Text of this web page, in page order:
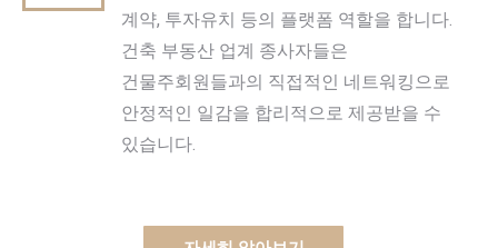
계약, 투자유치 등의 플랫폼 역할을 합니다.
건축 부동산 업계 종사자들은
건물주회원들과의 직접적인 네트워킹으로
안정적인 일감을 합리적으로 제공받을 수
있습니다.